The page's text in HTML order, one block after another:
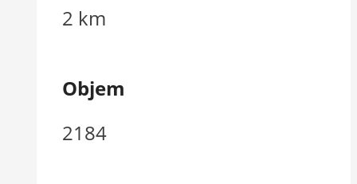
2 km
Objem
2184